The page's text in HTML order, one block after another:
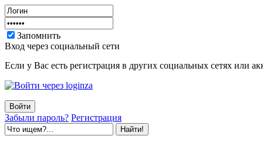
Запомнить
Вход через социальный сети
Если у Вас есть регистрация в других социальных сетях или
Забыли пароль? Регистрация